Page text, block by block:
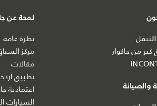
من جاكوار
والصيانة
لمحة عن
نظرة عامة
مركز
مقالات
تطبيق
اعتمادية
السيارات